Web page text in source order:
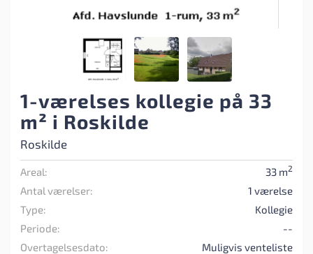
1-værelses kollegie på 33
m² i Roskilde
Roskilde
Areal: 33 m2
Antal værelser:
1 værelse
Type:
Kollegie
Periode:
--
Overtagelsesdato:
Muligvis venteliste